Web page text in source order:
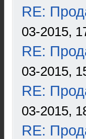
RE:
03-2015,
RE:
03-2015,
RE:
03-2015,
RE: